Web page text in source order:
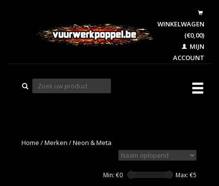
WINKELWAGEN
(€0,00)
MIJN
ACCOUNT
Home /Merken /Neon & Meta
Min: €0 Max: €5